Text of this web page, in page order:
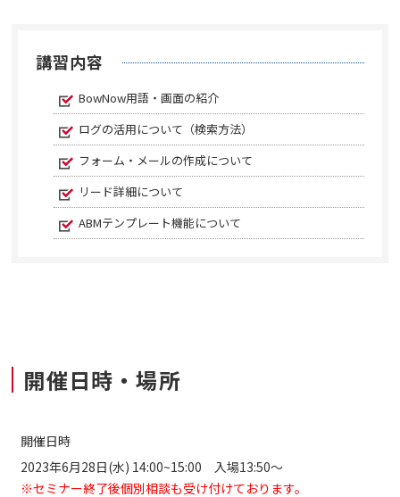
講習内容
BowNow用語・画面の紹介
ログの活用について（検索方法）
フォーム・メールの作成について
リード詳細について
ABMテンプレート機能について
開催日時・場所
開催日時
2023年6月28日(水) 14:00~15:00 入場13:50～
※セミナー終了後個別相談も受け付けております。